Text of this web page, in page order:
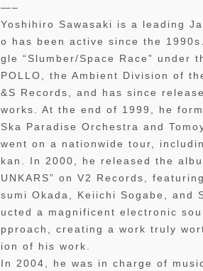
—–
Yoshihiro Sawasaki is a leading
o has been active since the
gle “Slumber/Space Race” under
POLLO, the Ambient Division of
&S Records, and has since
works. At the end of 1999, he
Ska Paradise Orchestra and
went on a nationwide tour,
kan. In 2000, he released the
UNKARS” on V2 Records,
sumi Okada, Keiichi Sogabe, and
ucted a magnificent electronic
pproach, creating a work truly
ion of his work.
In 2004, he was in charge of